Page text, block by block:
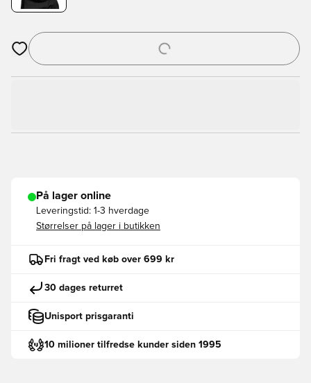
Åbner en Modal til at logge ind eller tilmelde dig som medlem
På lager online
Leveringstid: 1-3 hverdage
Størrelser på lager i butikken
Fri fragt ved køb over 699 kr
30 dages returret
Unisport prisgaranti
10 milioner tilfredse kunder siden 1995